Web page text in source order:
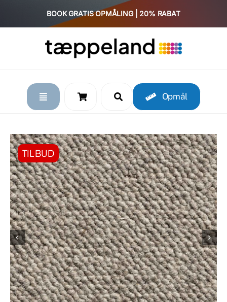
content
BOOK GRATIS OPMÅLING | 20% RABAT
Opmål
TILBUD